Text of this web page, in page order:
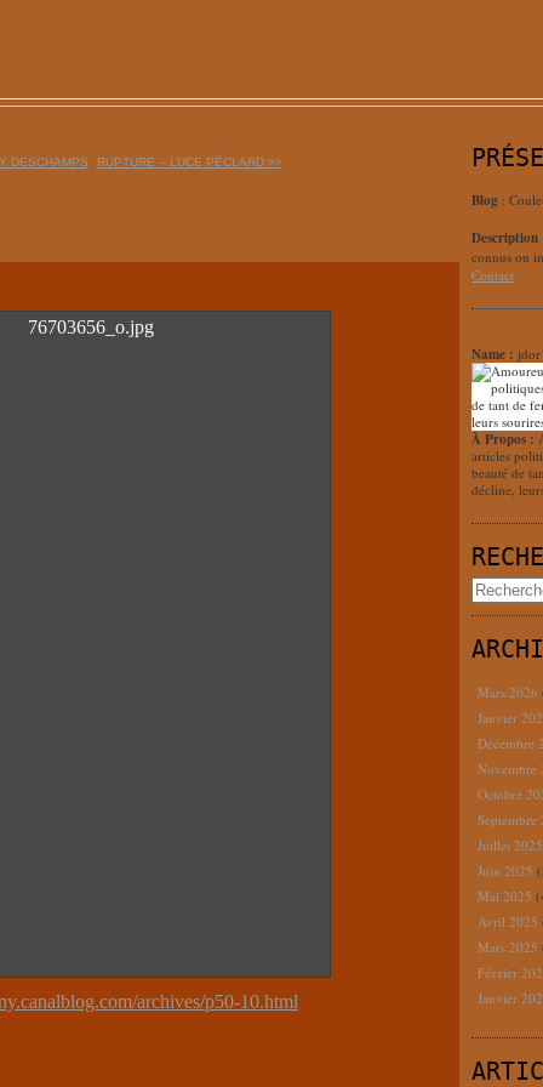
DESCHAMPS RUPTURE – LUCE PÉCLARD >>
archives/p50-10.html
Blog :
Description
connus ou
Contact
Name : jdor
À Propos :
articles
beauté de
décline,
Mars 2026
Janvier
Décembre
Novembre
Octobre
Juillet
Juin 2025
Mai 2025
Avril 2025
Mars 2025
Février
Janvier